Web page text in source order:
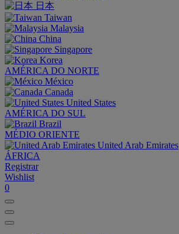
日本
Taiwan
Malaysia
China
Singapore
Korea
AMÉRICA DO NORTE
México
Canada
United States
AMÉRICA DO SUL
Brazil
MÉDIO ORIENTE
United Arab Emirates
ÁFRICA
Registrar
Wishlist
0